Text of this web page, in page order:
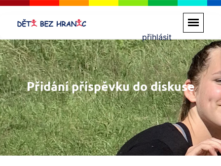
přihlásit
Přidání příspěvku do diskuse